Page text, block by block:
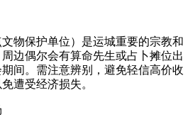
物保护单位）是运城重要的宗教和
边偶尔会有算命先生或占卜摊位出
间。需注意辨别，避免轻信高价收
遭受经济损失。